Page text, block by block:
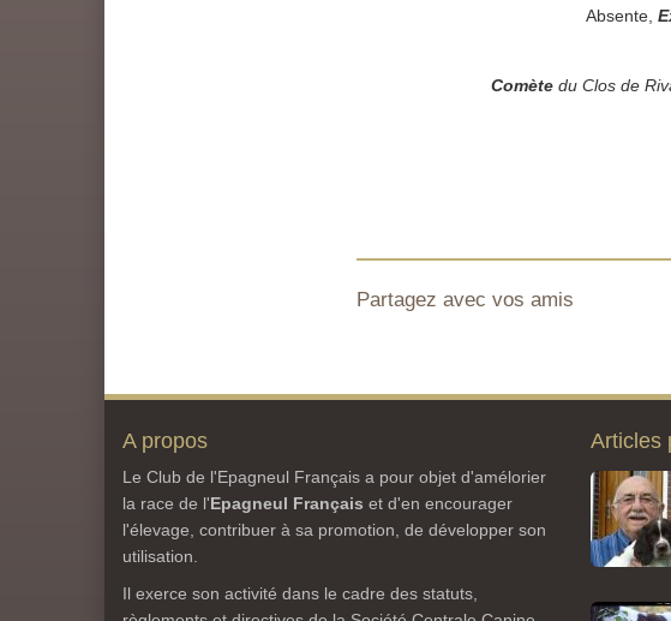
Absente,
Comète du Clos de
Partagez avec vos amis
A propos
Le Club de l'Epagneul Français a pour objet d'amélorier
la race de l'Epagneul Français et d'en encourager
l'élevage, contribuer à sa promotion, de développer son
utilisation.
Il exerce son activité dans le cadre des statuts,
Articles